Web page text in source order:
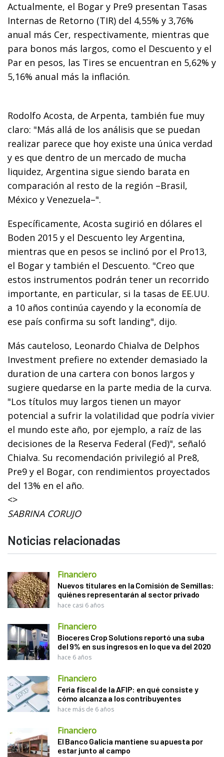
Actualmente, el Bogar y Pre9 presentan Tasas
Internas de Retorno (TIR) del 4,55% y 3,76%
anual más Cer, respectivamente, mientras que
para bonos más largos, como el Descuento y el
Par en pesos, las Tires se encuentran en 5,62% y
5,16% anual más la inflación.
Rodolfo Acosta, de Arpenta, también fue muy
claro: "Más allá de los análisis que se puedan
realizar parece que hoy existe una única verdad
y es que dentro de un mercado de mucha
liquidez, Argentina sigue siendo barata en
comparación al resto de la región –Brasil,
México y Venezuela–".
Específicamente, Acosta sugirió en dólares el
Boden 2015 y el Descuento ley Argentina,
mientras que en pesos se inclinó por el Pro13,
el Bogar y también el Descuento. "Creo que
estos instrumentos podrán tener un recorrido
importante, en particular, si la tasas de EE.UU.
a 10 años continúa cayendo y la economía de
ese país confirma su soft landing", dijo.
Más cauteloso, Leonardo Chialva de Delphos
Investment prefiere no extender demasiado la
duration de una cartera con bonos largos y
sugiere quedarse en la parte media de la curva.
"Los títulos muy largos tienen un mayor
potencial a sufrir la volatilidad que podría vivier
el mundo este año, por ejemplo, a raíz de las
decisiones de la Reserva Federal (Fed)", señaló
Chialva. Su recomendación privilegió al Pre8,
Pre9 y el Bogar, con rendimientos proyectados
del 13% en el año.
<>
SABRINA CORUJO
Noticias relacionadas
Financiero
Nuevos titulares en la Comisión de Semillas:
quiénes representarán al sector privado
hace casi 6 años
Financiero
Bioceres Crop Solutions reportó una suba
del 9% en sus ingresos en lo que va del 2020
hace 6 años
Financiero
Feria fiscal de la AFIP: en qué consiste y
cómo alcanza a los contribuyentes
hace más de 6 años
Financiero
El Banco Galicia mantiene su apuesta por
estar junto al campo